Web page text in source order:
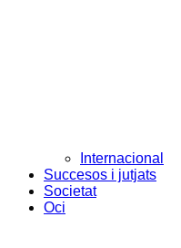
Internacional
Succesos i jutjats
Societat
Oci